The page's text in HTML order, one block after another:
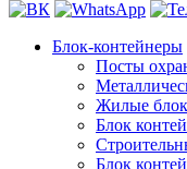
Блок-контейнеры
Посты
Жилые
Блок
Блок